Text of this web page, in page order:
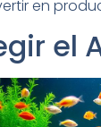
en
el